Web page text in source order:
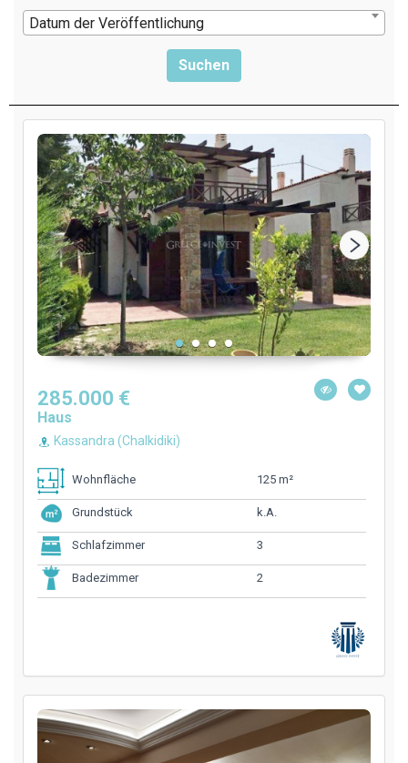
Datum der Veröffentlichung
285.000 €
Haus
Kassandra (Chalkidiki)
Wohnfläche 125 m²
Grundstück k.A.
Schlafzimmer 3
Badezimmer 2